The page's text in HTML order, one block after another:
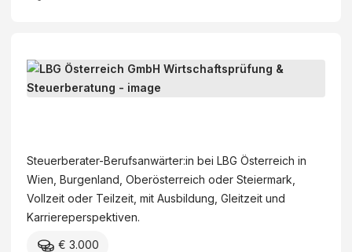
S
t
r
b
e
r
G
Ö
s
t
Steuerberater-Berufsanwärter:in bei LBG Österreich in
Wien, Burgenland, Oberösterreich oder Steiermark,
Vollzeit oder Teilzeit, mit Ausbildung, Gleitzeit und
Karriereperspektiven.
€ 3.000